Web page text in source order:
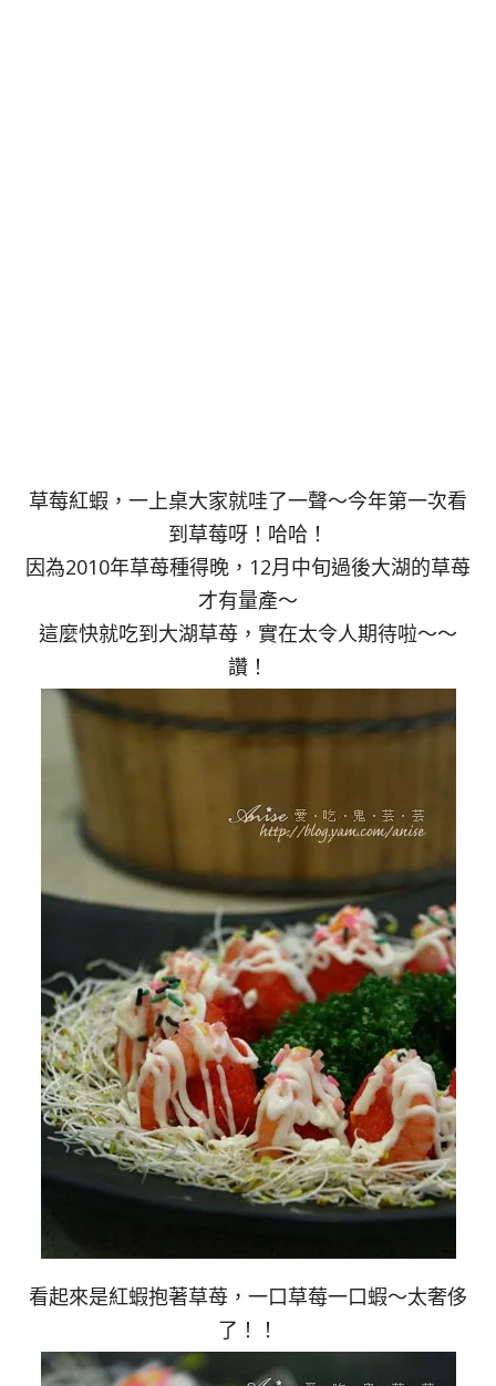
草莓紅蝦，一上桌大家就哇了一聲～今年第一次看
到草莓呀！哈哈！
因為2010年草苺種得晚，12月中旬過後大湖的草苺
才有量產～
這麼快就吃到大湖草苺，實在太令人期待啦～～
讚！
看起來是紅蝦抱著草苺，一口草莓一口蝦～太奢侈
了！！